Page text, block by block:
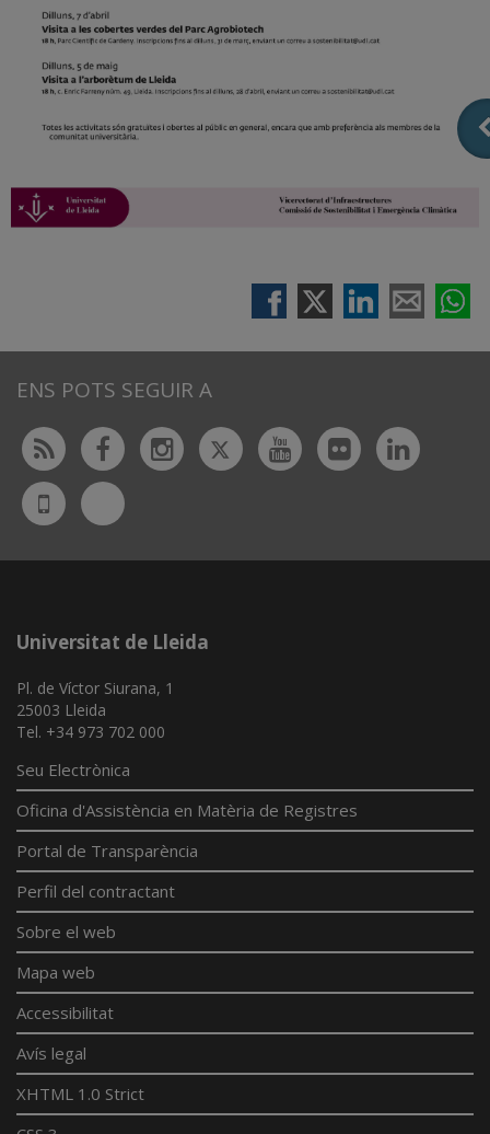
ENS POTS SEGUIR A
Rss FacebookInstagram
TwitterYoutubeFlickr
UdL
App
Bluesky
Universitat de Lleida
Pl. de Víctor Siurana, 1
25003 Lleida
Tel. +34 973 702 000
Seu Electrònica
Oficina d'Assistència en Matèria de Registres
Portal de Transparència
Perfil del contractant
Sobre el web
Mapa web
Accessibilitat
Avís legal
XHTML 1.0 Strict